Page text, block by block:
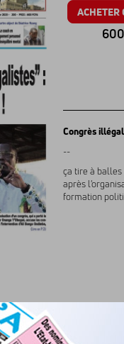
ACHETER
Congrès
--
ça tire à
après
formation